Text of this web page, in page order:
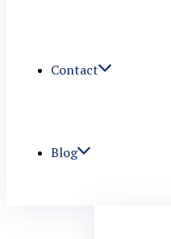
Contact
Blog